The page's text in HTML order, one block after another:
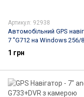
Артикул: 92938
Автомобільний GPS
7 "G712 на Windows 256/8
1 грн